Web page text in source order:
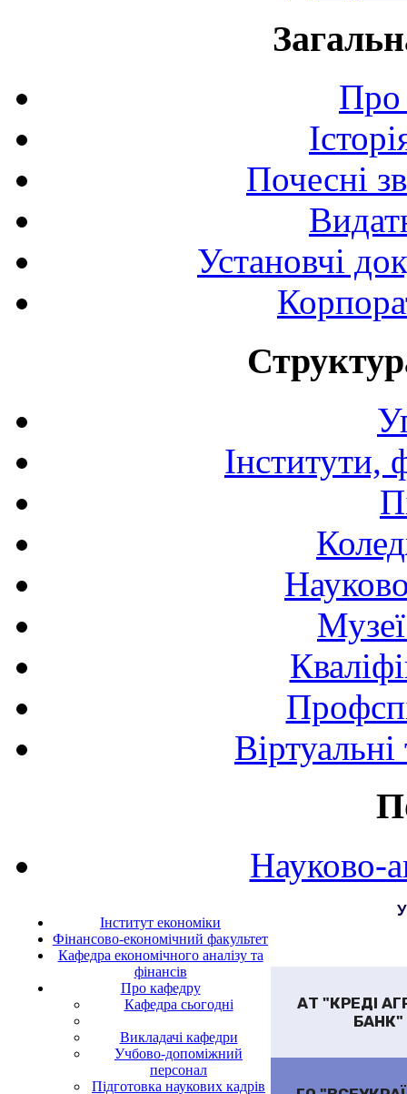
Про
Почесні
Установчі
Інститути,
Науково-
Інститут економіки
Фінансово-економічний факультет
Кафедра економічного аналізу та
фінансів
Про кафедру
Кафедра сьогодні
Викладачі кафедри
Учбово-допоміжний
персонал
Підготовка наукових кадрів
АТ "КРЕДІ
БАНК"